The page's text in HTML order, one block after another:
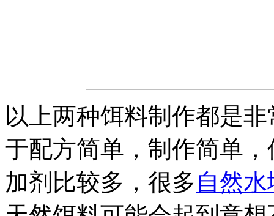
以上两种饵料制作都是
于配方简单，制作简单
加剂比较多，很多 自然水